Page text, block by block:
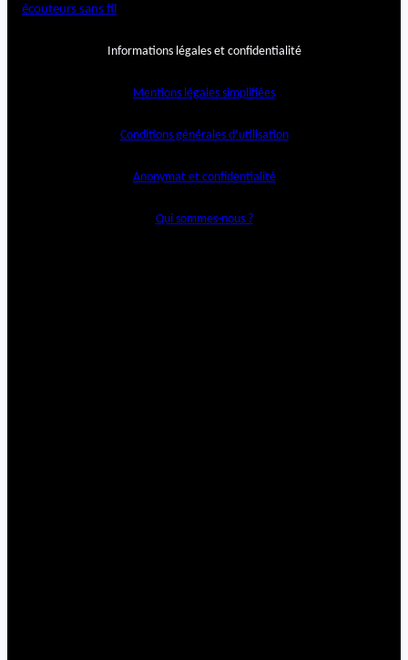
écouteurs sans fil
Informations légales et confidentialité
Mentions légales simplifiées
Conditions générales d’utilisation
Anonymat et confidentialité
Qui sommes-nous ?